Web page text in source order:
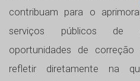
contribuam para o
serviços públicos de
oportunidades de
refletir diretamente na